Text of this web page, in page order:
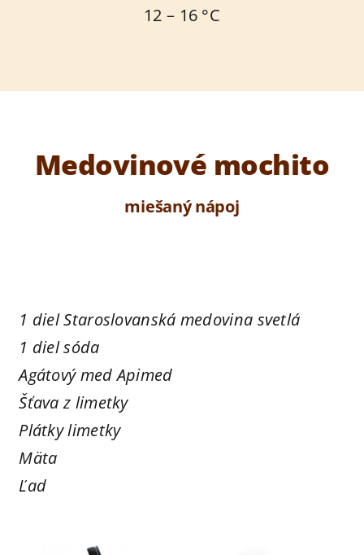
12 – 16 °C
Medovinové mochito
miešaný nápoj
1 diel Staroslovanská medovina svetlá
1 diel sóda
Agátový med Apimed
Šťava z limetky
Plátky limetky
Mäta
Ľad